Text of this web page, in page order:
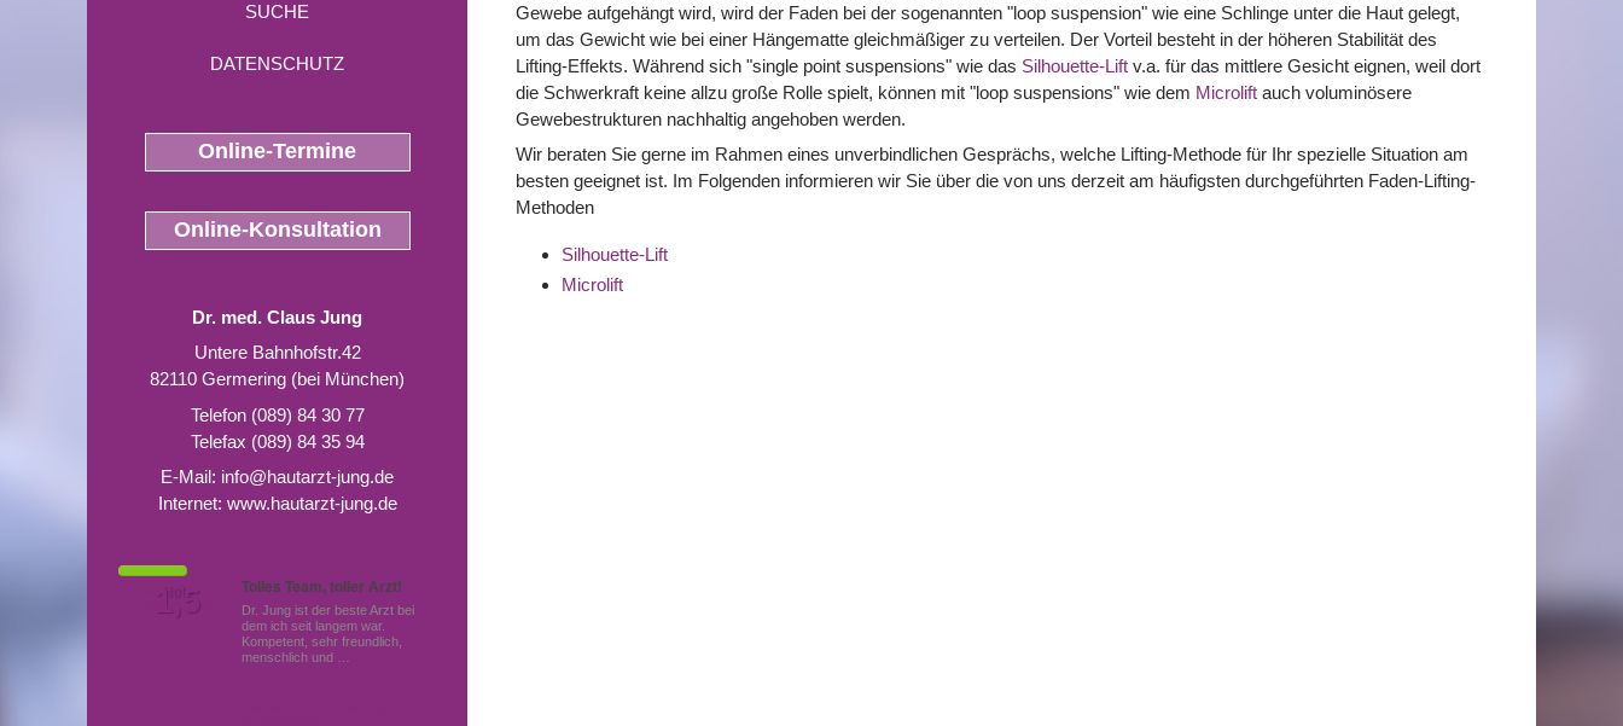
SUCHE
DATENSCHUTZ
Online-Termine
Online-Konsultation
Dr. med. Claus Jung
Untere Bahnhofstr.42
82110 Germering (bei München)
Telefon (089) 84 30 77
Telefax (089) 84 35 94
E-Mail: info@hautarzt-jung.de
Internet: www.hautarzt-jung.de
Tolles Team, toller Arzt!
Dr. Jung ist der beste Arzt bei
dem ich seit langem war.
Kompetent, sehr freundlich,
menschlich und …
Von Patienten
bewertet mit
Note
1,5
Gewebe aufgehängt wird, wird der Faden bei der sogenannten "loop suspension" wie eine Schlinge unter die Haut gelegt,
um das Gewicht wie bei einer Hängematte gleichmäßiger zu verteilen. Der Vorteil besteht in der höheren Stabilität des
Lifting-Effekts. Während sich "single point suspensions" wie das Silhouette-Lift v.a. für das mittlere Gesicht eignen, weil dort
die Schwerkraft keine allzu große Rolle spielt, können mit "loop suspensions" wie dem Microlift auch voluminösere
Gewebestrukturen nachhaltig angehoben werden.
Wir beraten Sie gerne im Rahmen eines unverbindlichen Gesprächs, welche Lifting-Methode für Ihr spezielle Situation am
besten geeignet ist. Im Folgenden informieren wir Sie über die von uns derzeit am häufigsten durchgeführten Faden-Lifting-
Methoden
Silhouette-Lift
Microlift